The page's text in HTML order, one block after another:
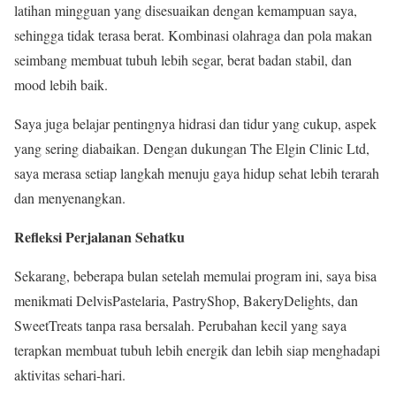
latihan mingguan yang disesuaikan dengan kemampuan saya,
sehingga tidak terasa berat. Kombinasi olahraga dan pola makan
seimbang membuat tubuh lebih segar, berat badan stabil, dan
mood lebih baik.
Saya juga belajar pentingnya hidrasi dan tidur yang cukup, aspek
yang sering diabaikan. Dengan dukungan The Elgin Clinic Ltd,
saya merasa setiap langkah menuju gaya hidup sehat lebih terarah
dan menyenangkan.
Refleksi Perjalanan Sehatku
Sekarang, beberapa bulan setelah memulai program ini, saya bisa
menikmati DelvisPastelaria, PastryShop, BakeryDelights, dan
SweetTreats tanpa rasa bersalah. Perubahan kecil yang saya
terapkan membuat tubuh lebih energik dan lebih siap menghadapi
aktivitas sehari-hari.